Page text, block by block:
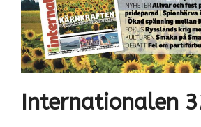
Internationalen